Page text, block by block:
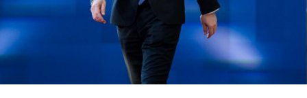
και τους καταναλωτές. Μίλησε επίσης για σκανδαλώδη,
κατά την έκφρασή του, συμφωνία που επέτρεψε σε ιδιώτη
να αξιοποιεί υποδομή της ΑΗΚ για να ανταγωνίζεται την
CYTA.